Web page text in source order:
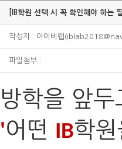
[IB학원 선택 시 꼭 확인해야 하는
작성자 : 아이비랩
파일첨부 :
방학을 앞두
'어떤 IB학